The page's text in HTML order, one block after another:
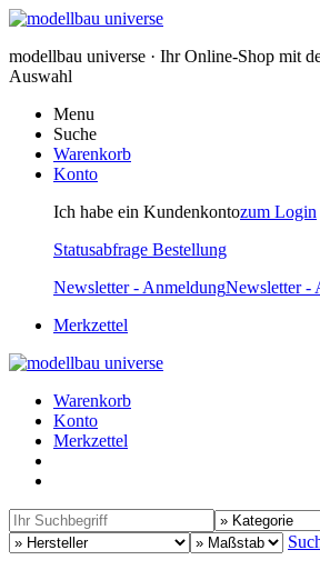
modellbau universe · Ihr Online-Shop mit
Auswahl
Menu
Suche
Warenkorb
Konto
Ich habe ein Kundenkontozum Login
Statusabfrage Bestellung
Newsletter - AnmeldungNewsletter -
Merkzettel
Warenkorb
Konto
Merkzettel